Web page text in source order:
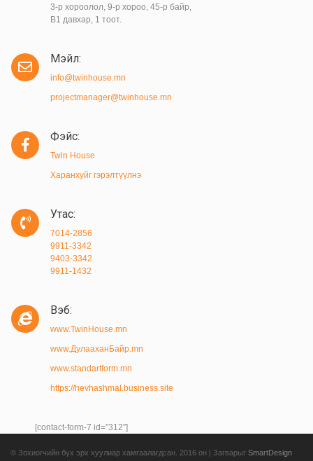
3-р хороолол, 9-р хороо, 45-р байр,
B1 давхар, 1 тоот.
Мэйл:
info@twinhouse.mn
projectmanager@twinhouse.mn
Фэйс:
Twin House
Харанхуйг гэрэлтүүлнэ
Утас:
7014-2856
9911-3342
9403-3342
9911-1432
Вэб:
www.TwinHouse.mn
www.ДулааханБайр.mn
www.standartform.mn
https://hevhashmal.business.site
[contact-form-7 id=”312″]
© Зохиогчийн бүх эрх хуулиар хамгаалагдсан. 2016 он | Загварыг SmartDesign